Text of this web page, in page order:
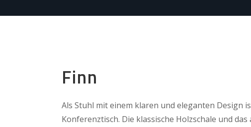
Finn
Als Stuhl mit einem klaren und eleganten Design
Konferenztisch. Die klassische Holzschale und